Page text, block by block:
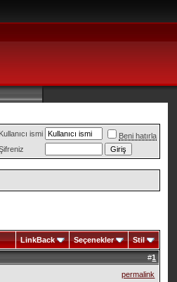
Kullanıcı ismi
Beni hatırla
LinkBack Seçenekler Stil
#1
permalink